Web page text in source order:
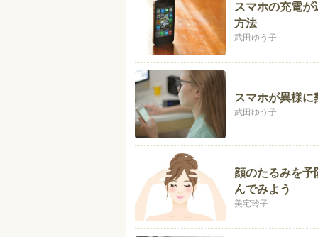
スマホの充電
方法
武田ゆう子
スマホが異様
武田ゆう子
顔のたるみを予
んでみよう
美宅玲子